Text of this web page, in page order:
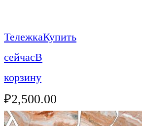
ТележкаКупить
сейчасВ
корзину
₽2,500.00